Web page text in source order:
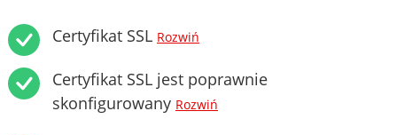
Certyfikat SSL Rozwiń
Certyfikat SSL jest poprawnie
skonfigurowany Rozwiń